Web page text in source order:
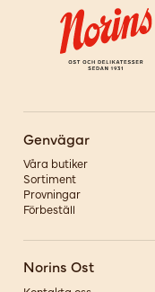
Genvägar
Våra butiker
Sortiment
Provningar
Förbeställ
Norins Ost